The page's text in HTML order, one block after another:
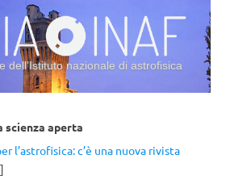
dell’Istituto nazionale di astrofisica
scienza aperta
l’astrofisica: c’è una nuova rivista